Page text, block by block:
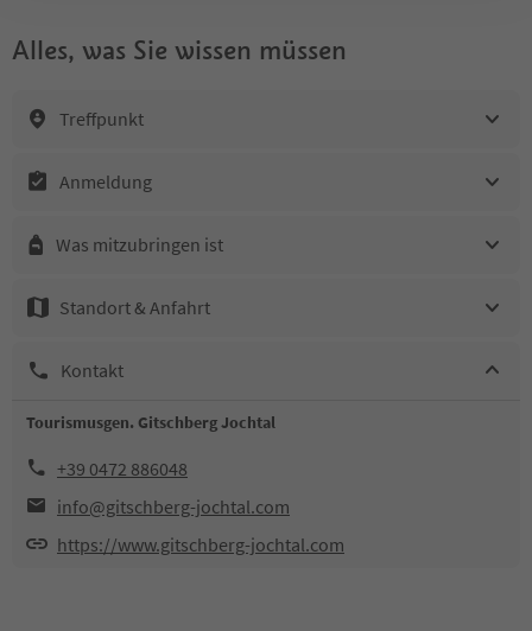
Alles, was Sie wissen müssen
Treffpunkt
Anmeldung
Was mitzubringen ist
Standort & Anfahrt
Kontakt
Tourismusgen. Gitschberg Jochtal
+39 0472 886048
info@gitschberg-jochtal.com
https://www.gitschberg-jochtal.com